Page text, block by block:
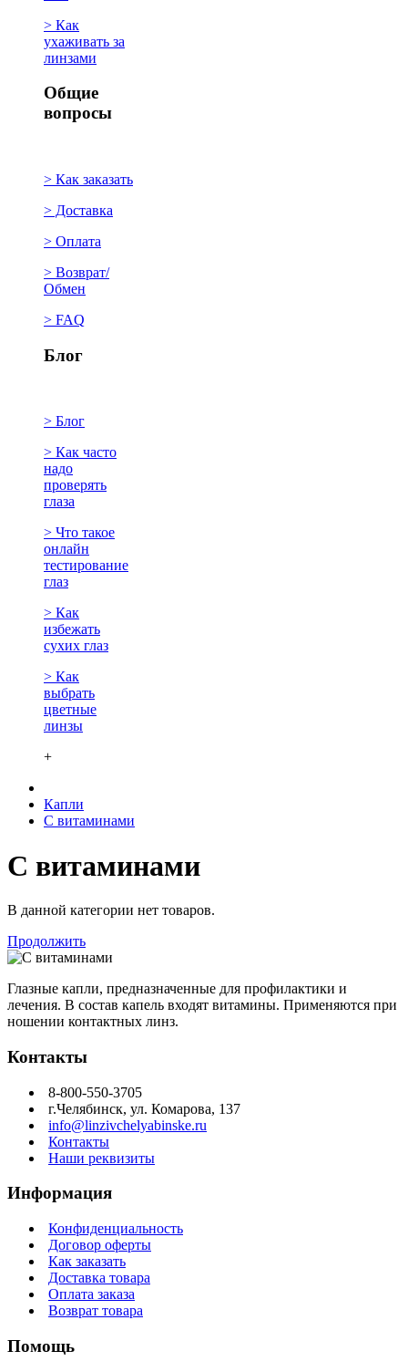
> Как
ухаживать за
линзами
Общие
вопросы
> Как заказать
> Доставка
> Оплата
> Возврат/
Обмен
> FAQ
Блог
> Блог
> Как часто
надо
проверять
глаза
> Что такое
онлайн
тестирование
глаз
> Как
избежать
сухих глаз
> Как
выбрать
цветные
линзы
+
Капли
С витаминами
С витаминами
В данной категории нет товаров.
Продолжить
Глазные капли, предназначенные для профилактики и
лечения. В состав капель входят витамины. Применяются при
ношении контактных линз.
Контакты
8-800-550-3705
г.Челябинск, ул. Комарова, 137
info@linzivchelyabinske.ru
Контакты
Наши реквизиты
Информация
Конфиденциальность
Договор оферты
Как заказать
Доставка товара
Оплата заказа
Возврат товара
Помощь